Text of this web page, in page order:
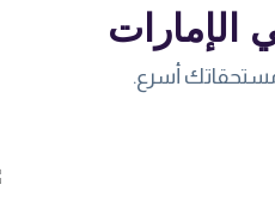
الإمارات
أسرع.